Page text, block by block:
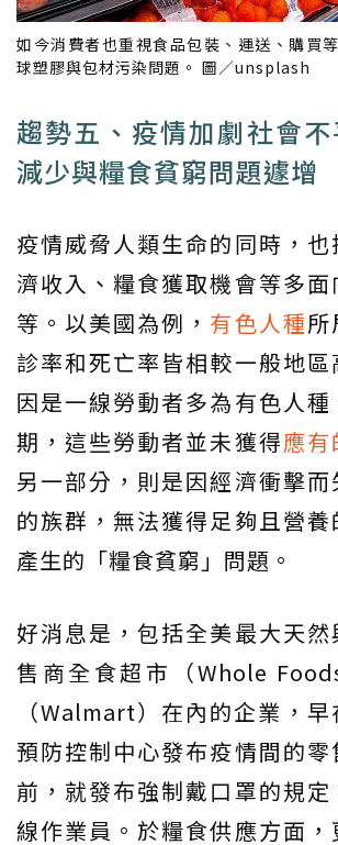
如今消費者也重視食品包裝、運送、購買
球塑膠與包材污染問題。 圖／unsplash
趨勢五、疫情加劇社會
減少與糧食貧窮問題遽增
疫情威脅人類生命的同時，
濟收入、糧食獲取機會等多
等。以美國為例， 有色人種所
診率和死亡率皆相較一般地
因是一線勞動者多為有色人
期，這些勞動者並未獲得應有
另一部分，則是因經濟衝擊
的族群，無法獲得足夠且營
產生的「糧食貧窮」問題。
好消息是，包括全美最大天然
售商全食超市（Whole
（Walmart）在內的企業，
預防控制中心發布疫情間的零
前，就發布強制戴口罩的規
線作業員。於糧食供應方面，